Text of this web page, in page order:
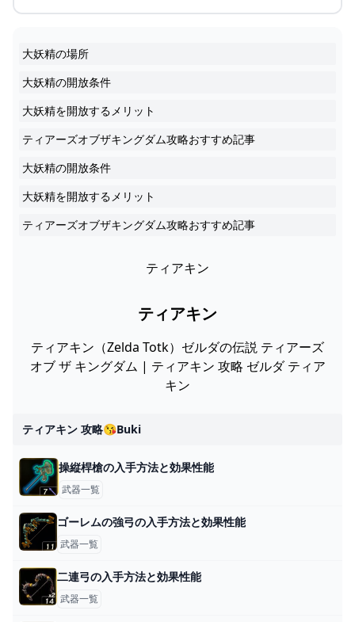
大妖精の場所
大妖精の開放条件
大妖精を開放するメリット
ティアーズオブザキングダム攻略おすすめ記事
大妖精の開放条件
大妖精を開放するメリット
ティアーズオブザキングダム攻略おすすめ記事
ティアキン
ティアキン
ティアキン（Zelda Totk）ゼルダの伝説 ティアーズ
オブ ザ キングダム | ティアキン 攻略 ゼルダ ティア
キン
ティアキン 攻略😘buki
操縦桿槍の入手方法と効果性能
武器一覧
ゴーレムの強弓の入手方法と効果性能
武器一覧
二連弓の入手方法と効果性能
武器一覧